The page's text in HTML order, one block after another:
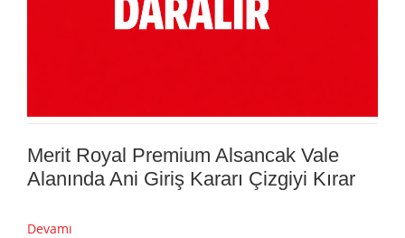
Merit Royal Premium Alsancak Vale
Alanında Ani Giriş Kararı Çizgiyi Kırar
Devamı